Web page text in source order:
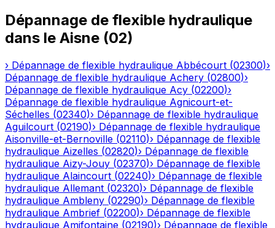
Dépannage de flexible hydraulique
dans le Aisne (02)
› Dépannage de flexible hydraulique Abbécourt (02300)›
Dépannage de flexible hydraulique Achery (02800)›
Dépannage de flexible hydraulique Acy (02200)›
Dépannage de flexible hydraulique Agnicourt-et-
Séchelles (02340)› Dépannage de flexible hydraulique
Aguilcourt (02190)› Dépannage de flexible hydraulique
Aisonville-et-Bernoville (02110)› Dépannage de flexible
hydraulique Aizelles (02820)› Dépannage de flexible
hydraulique Aizy-Jouy (02370)› Dépannage de flexible
hydraulique Alaincourt (02240)› Dépannage de flexible
hydraulique Allemant (02320)› Dépannage de flexible
hydraulique Ambleny (02290)› Dépannage de flexible
hydraulique Ambrief (02200)› Dépannage de flexible
hydraulique Amifontaine (02190)› Dépannage de flexible